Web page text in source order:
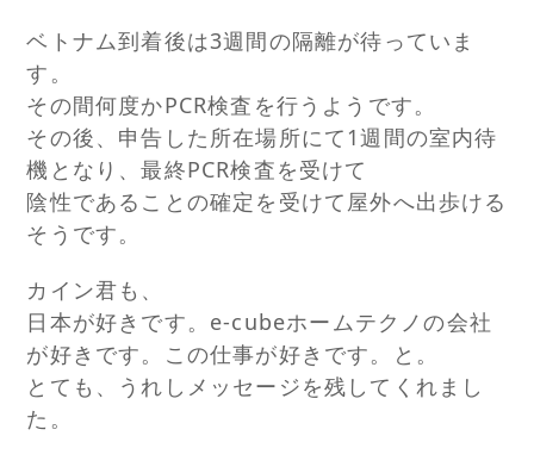
ベトナム到着後は3週間の隔離が待っていま
す。
その間何度かPCR検査を行うようです。
その後、申告した所在場所にて1週間の室内待
機となり、最終PCR検査を受けて
陰性であることの確定を受けて屋外へ出歩ける
そうです。
カイン君も、
日本が好きです。e-cubeホームテクノの会社
が好きです。この仕事が好きです。と。
とても、うれしメッセージを残してくれまし
た。